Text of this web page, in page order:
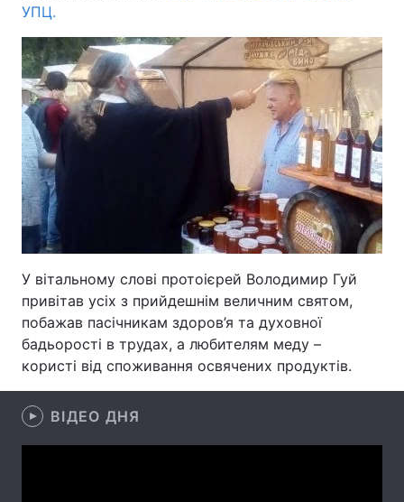
Зброя
Здоров'я Туризм
Цікавинки Погода
Екологія Регіони
Лонгріди
Відео з Youtube Статті
Інтерв'ю Думки
Архів Вакансії
Контакти
УПЦ.
У вітальному слові протоієрей Володимир Гуй
привітав усіх з прийдешнім величним святом,
побажав пасічникам здоров’я та духовної
бадьорості в трудах, а любителям меду –
користі від споживання освячених продуктів.
ВІДЕО ДНЯ